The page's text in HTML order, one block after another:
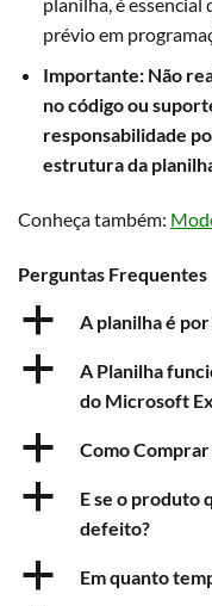
prévio em
Importante: Não
no código ou
responsabilidade
estrutura da
Conheça também:
Perguntas Frequentes
a A planilha é
a
A Planilha
do Microsoft
a Como Comprar
a
E se o produto
defeito?
a Em quanto